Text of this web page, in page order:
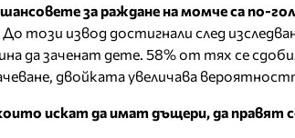
шансовете за раждане на момче са по-
. До този извод достигнали след
да заченат дете. 58% от тях се
двойката увеличава
искат да имат дъщери, да правят